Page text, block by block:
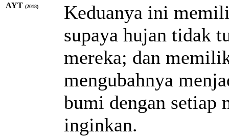
AYT (2018)
Keduanya ini
supaya hujan tidak
mereka; dan
mengubahnya
bumi dengan setiap
inginkan.